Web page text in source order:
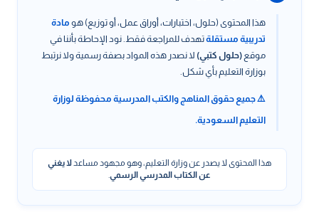
هذا المحتوى (حلول، اختبارات، أوراق عمل، أو توزيع) هو مادة
تدريبية مستقلةتهدف للمراجعة فقط. نود الإحاطة بأننا في
موقع (حلول كتبي) لا نصدر هذه المواد بصفة رسمية ولا نرتبط
بوزارة التعليم بأي شكل.
⚠️ جميع حقوق المناهج والكتب المدرسية محفوظة لوزارة
التعليم السعودية.
هذا المحتوى لا يصدر عن وزارة التعليم، وهو مجهود مساعدلا يغني
عن الكتاب المدرسي الرسمي.